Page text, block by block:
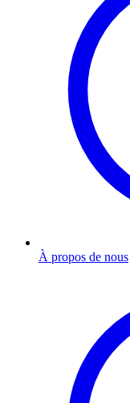
À propos de nous